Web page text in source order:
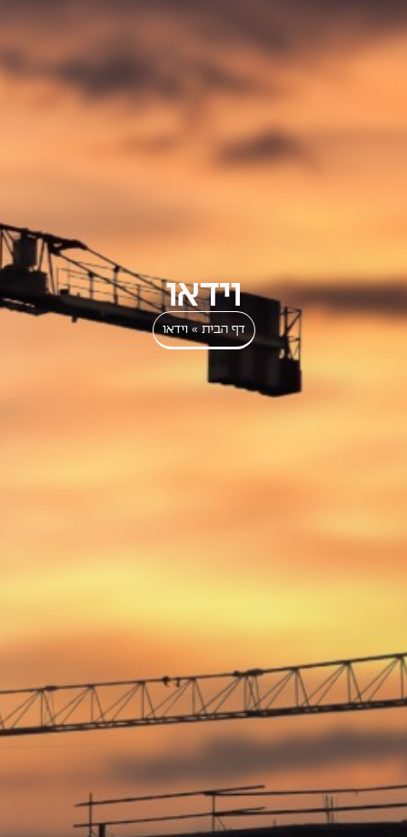
וידאו
דף הבית»וידאו